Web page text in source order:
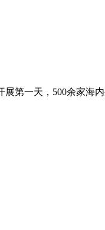
展第一天，500余家海